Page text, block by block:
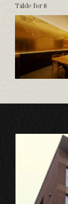
Table for 8